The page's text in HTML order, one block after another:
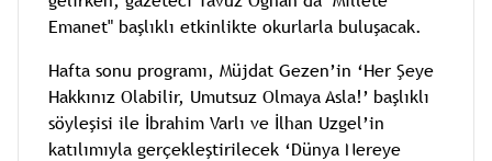
Emanet" başlıklı etkinlikte okurlarla buluşacak.
Hafta sonu programı, Müjdat Gezen’in ‘Her Şeye
Hakkınız Olabilir, Umutsuz Olmaya Asla!’ başlıklı
söyleşisi ile İbrahim Varlı ve İlhan Uzgel’in
katılımıyla gerçekleştirilecek ‘Dünya Nereye